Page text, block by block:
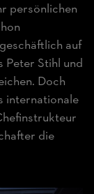
persönlichen
auf
Peter Stihl und
Doch
internationale
die